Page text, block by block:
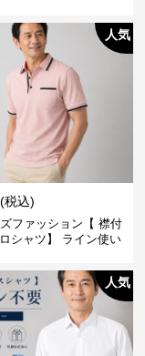
人気
(税込)
ファッション【 襟付
シャツ】 ライン使い
人気